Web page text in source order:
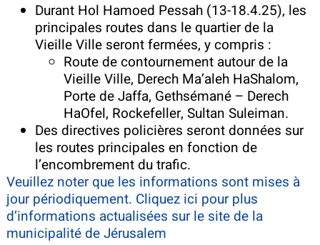
Durant Hol Hamoed Pessah (13-18.4.25), les
principales routes dans le quartier de la
Vieille Ville seront fermées, y compris :
Route de contournement autour de la
Vieille Ville, Derech Ma’aleh HaShalom,
Porte de Jaffa, Gethsémané – Derech
HaOfel, Rockefeller, Sultan Suleiman.
Des directives policières seront données sur
les routes principales en fonction de
l’encombrement du trafic.
Veuillez noter que les informations sont mises à
jour périodiquement. Cliquez ici pour plus
d’informations actualisées sur le site de la
municipalité de Jérusalem